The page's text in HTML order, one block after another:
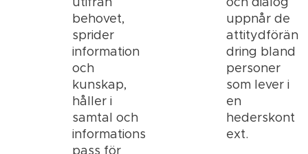
behovet,
sprider
information
och
kunskap,
håller i
samtal och
informations
pass för
uppnår de
attitydförän
dring bland
personer
som lever i
en
hederskont
ext.